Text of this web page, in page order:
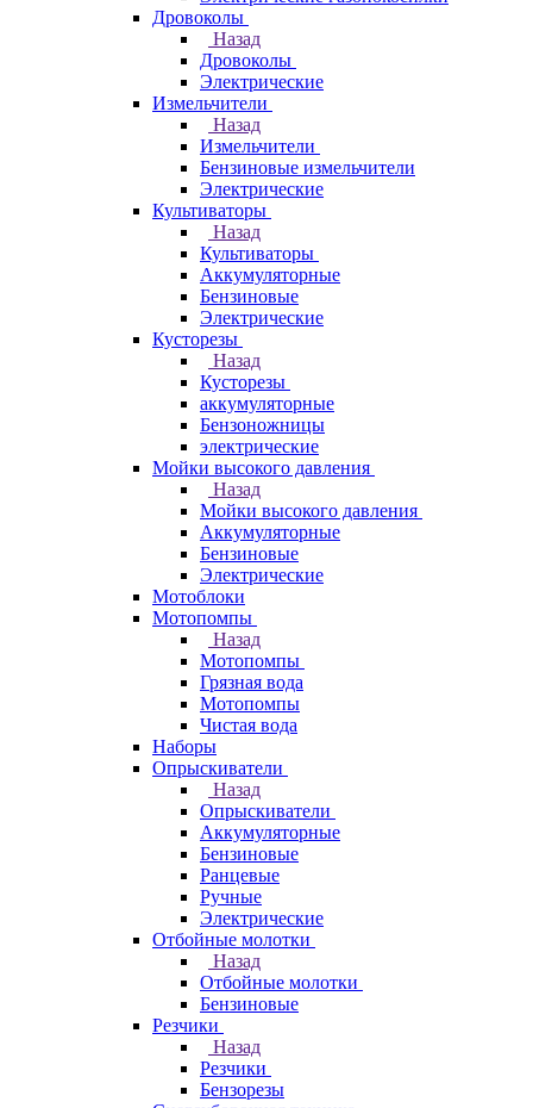
Дровоколы
Назад
Дровоколы
Электрические
Измельчители
Назад
Измельчители
Бензиновые измельчители
Электрические
Культиваторы
Назад
Культиваторы
Аккумуляторные
Бензиновые
Электрические
Кусторезы
Назад
Кусторезы
аккумуляторные
Бензоножницы
электрические
Мойки высокого давления
Назад
Мойки высокого давления
Аккумуляторные
Бензиновые
Электрические
Мотоблоки
Мотопомпы
Назад
Мотопомпы
Грязная вода
Мотопомпы
Чистая вода
Наборы
Опрыскиватели
Назад
Опрыскиватели
Аккумуляторные
Бензиновые
Ранцевые
Ручные
Электрические
Отбойные молотки
Назад
Отбойные молотки
Бензиновые
Резчики
Назад
Резчики
Бензорезы